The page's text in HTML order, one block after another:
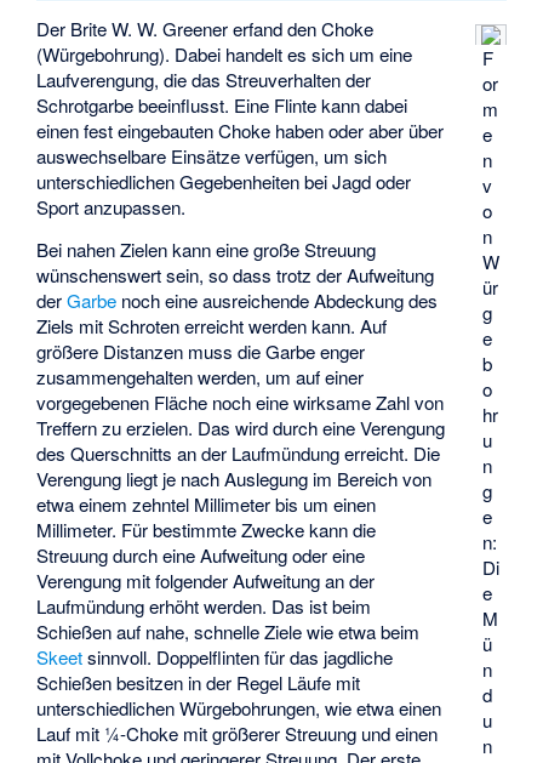
F
or
m
e
n
v
o
n
W
ür
g
e
b
o
hr
u
n
g
e
n:
Di
e
M
ü
n
d
u
n
Der Brite W. W. Greener erfand den Choke
(Würgebohrung). Dabei handelt es sich um eine
Laufverengung, die das Streuverhalten der
Schrotgarbe beeinflusst. Eine Flinte kann dabei
einen fest eingebauten Choke haben oder aber über
auswechselbare Einsätze verfügen, um sich
unterschiedlichen Gegebenheiten bei Jagd oder
Sport anzupassen.
Bei nahen Zielen kann eine große Streuung
wünschenswert sein, so dass trotz der Aufweitung
derGarbe noch eine ausreichende Abdeckung des
Ziels mit Schroten erreicht werden kann. Auf
größere Distanzen muss die Garbe enger
zusammengehalten werden, um auf einer
vorgegebenen Fläche noch eine wirksame Zahl von
Treffern zu erzielen. Das wird durch eine Verengung
des Querschnitts an der Laufmündung erreicht. Die
Verengung liegt je nach Auslegung im Bereich von
etwa einem zehntel Millimeter bis um einen
Millimeter. Für bestimmte Zwecke kann die
Streuung durch eine Aufweitung oder eine
Verengung mit folgender Aufweitung an der
Laufmündung erhöht werden. Das ist beim
Schießen auf nahe, schnelle Ziele wie etwa beim
Skeetsinnvoll. Doppelflinten für das jagdliche
Schießen besitzen in der Regel Läufe mit
unterschiedlichen Würgebohrungen, wie etwa einen
Lauf mit ¼-Choke mit größerer Streuung und einen